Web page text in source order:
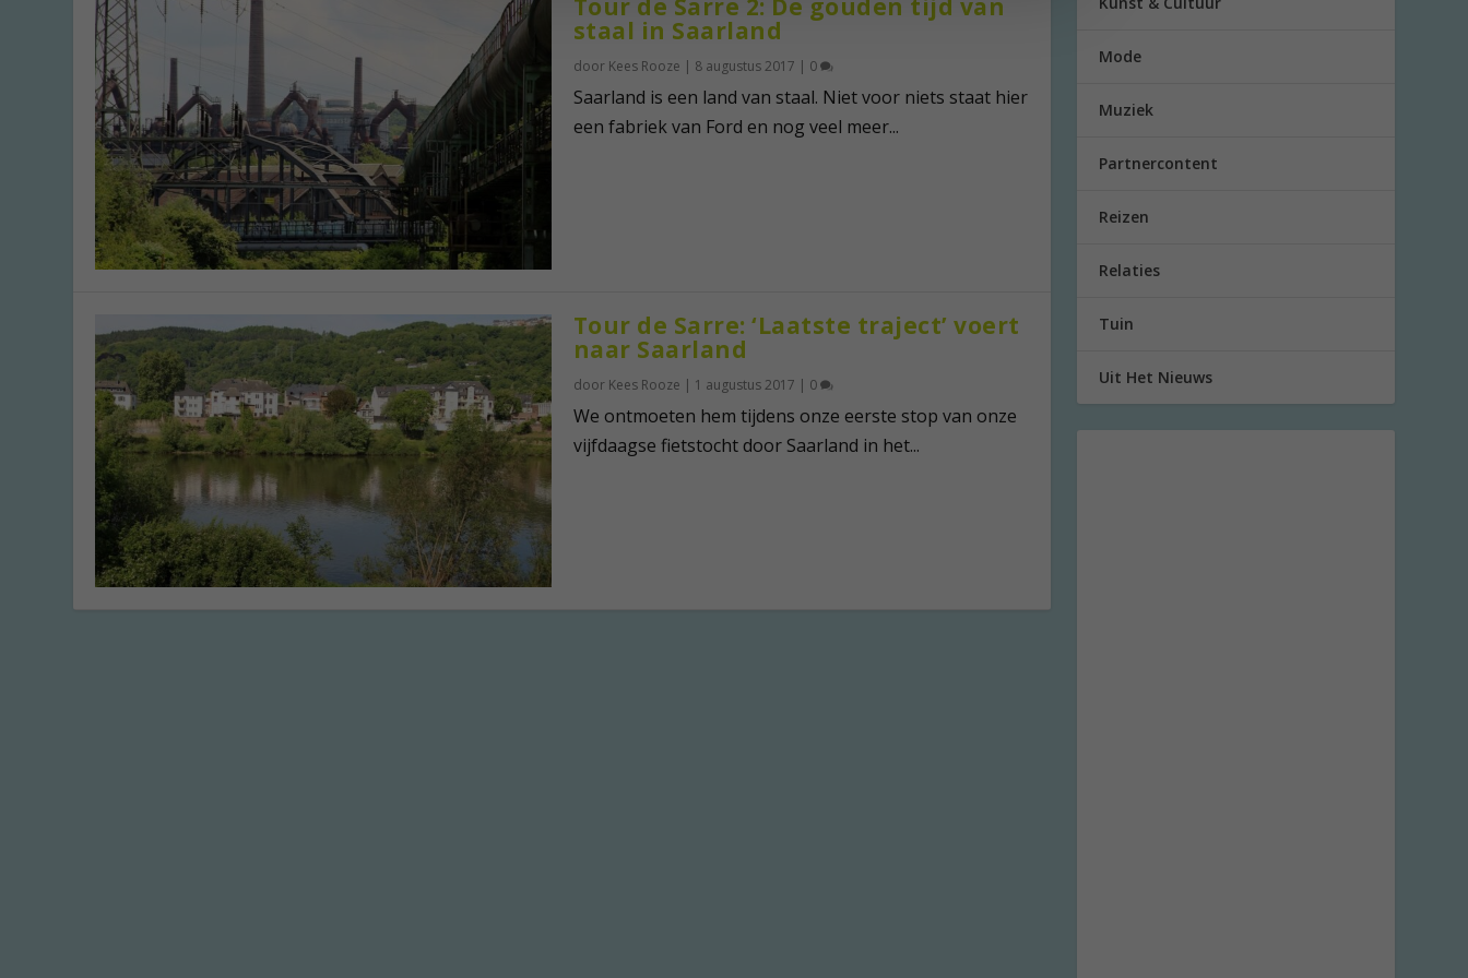
Tour de Sarre 2: De gouden tijd van
staal in Saarland
door Kees Rooze | 8 augustus 2017 | 0
Saarland is een land van staal. Niet voor niets staat hier
een fabriek van Ford en nog veel meer...
Tour de Sarre: ‘Laatste traject’ voert
naar Saarland
door Kees Rooze | 1 augustus 2017 | 0
We ontmoeten hem tijdens onze eerste stop van onze
vijfdaagse fietstocht door Saarland in het...
Mode
Muziek
Partnercontent
Reizen
Relaties
Tuin
Uit Het Nieuws